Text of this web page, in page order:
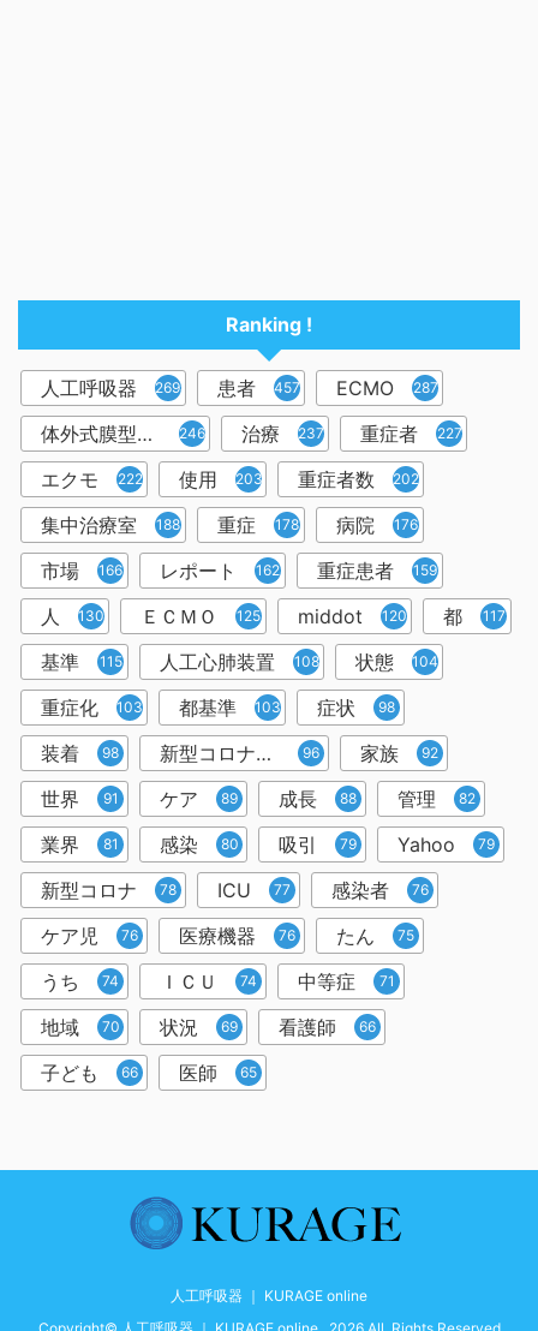
Ranking !
人工呼吸器 2698 患者 457 ECMO 287
体外式膜型人工肺 246 治療 237 重症者 227
エクモ 222 使用 203 重症者数 202
集中治療室 188 重症 178 病院 176
市場 166 レポート 162 重症患者 159
人 130 ＥＣＭＯ 125 middot 120 都 117
基準 115 人工心肺装置 108 状態 104
重症化 103 都基準 103 症状 98
装着 98 新型コロナウイルス 96 家族 92
世界 91 ケア 89 成長 88 管理 82
業界 81 感染 80 吸引 79 Yahoo 79
新型コロナ 78 ICU 77 感染者 76
ケア児 76 医療機器 76 たん 75
うち 74 ＩＣＵ 74 中等症 71
地域 70 状況 69 看護師 66
子ども 66 医師 65
人工呼吸器 ｜ KURAGE online